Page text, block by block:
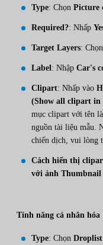
Type: Chọn Picture
Required?: Nhấp
Target Layers:
Label: Nhập Car's
Clipart: Nhấp vào
(Show all clipart in
mục clipart với tên là
nguồn tài liệu mẫu.
chiến dịch, vui lòng
Cách hiển thị
với ảnh Thumbnail
Tính năng cá nhân hóa
Type: Chọn Droplist